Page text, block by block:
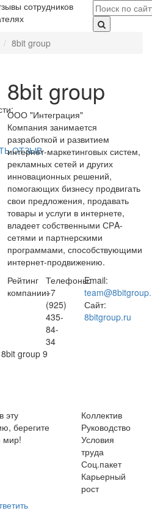
сотрудников
8bit group
ОТЗЫВ
8bit group
ООО "Интеграция"
Компания занимается
разработкой и развитием
интернет-маркетинговых систем,
рекламных сетей и других
инновационных решений,
помогающих бизнесу продвигать
свои предложения, продавать
товары и услуги в интернете,
владеет собственными СРA-
сетями и партнерскими
программами, способствующими
интернет-продвижению.
Рейтинг
компании:
Телефоны:
+7
(925)
435-
84-
34
Email:
Сайт:
8bitgroup.ru
group 9
эту
берегите
мир!
Коллектив
Руководство
Условия
труда
Соц.пакет
Карьерный
рост